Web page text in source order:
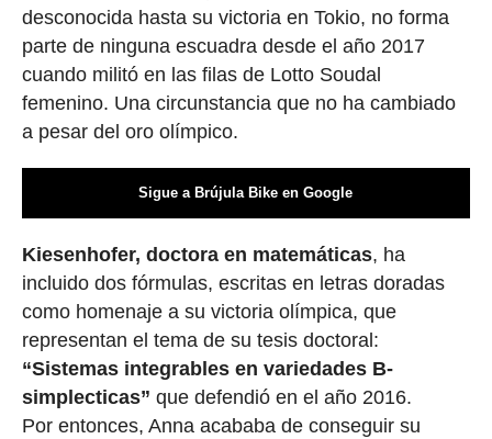
desconocida hasta su victoria en Tokio, no forma
parte de ninguna escuadra desde el año 2017
cuando militó en las filas de Lotto Soudal
femenino. Una circunstancia que no ha cambiado
a pesar del oro olímpico.
Sigue a Brújula Bike en Google
Kiesenhofer, doctora en matemáticas, ha
incluido dos fórmulas, escritas en letras doradas
como homenaje a su victoria olímpica, que
representan el tema de su tesis doctoral:
“Sistemas integrables en variedades B-
simplecticas” que defendió en el año 2016.
Por entonces, Anna acababa de conseguir su